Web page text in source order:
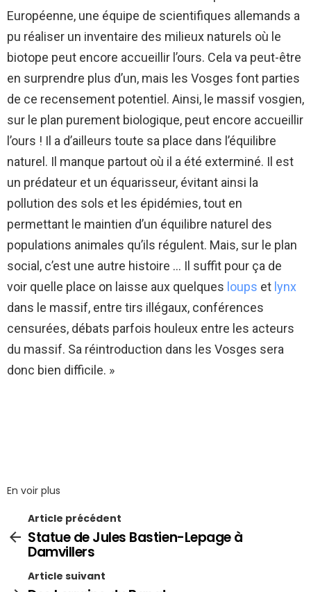
Européenne, une équipe de scientifiques allemands a
pu réaliser un inventaire des milieux naturels où le
biotope peut encore accueillir l’ours. Cela va peut-être
en surprendre plus d’un, mais les Vosges font parties
de ce recensement potentiel. Ainsi, le massif vosgien,
sur le plan purement biologique, peut encore accueillir
l’ours ! Il a d’ailleurs toute sa place dans l’équilibre
naturel. Il manque partout où il a été exterminé. Il est
un prédateur et un équarisseur, évitant ainsi la
pollution des sols et les épidémies, tout en
permettant le maintien d’un équilibre naturel des
populations animales qu’ils régulent. Mais, sur le plan
social, c’est une autre histoire … Il suffit pour ça de
voir quelle place on laisse aux quelques loups et lynx
dans le massif, entre tirs illégaux, conférences
censurées, débats parfois houleux entre les acteurs
du massif. Sa réintroduction dans les Vosges sera
donc bien difficile. »
En voir plus
Article précédent
Statue de Jules Bastien-Lepage à
Damvillers
Article suivant